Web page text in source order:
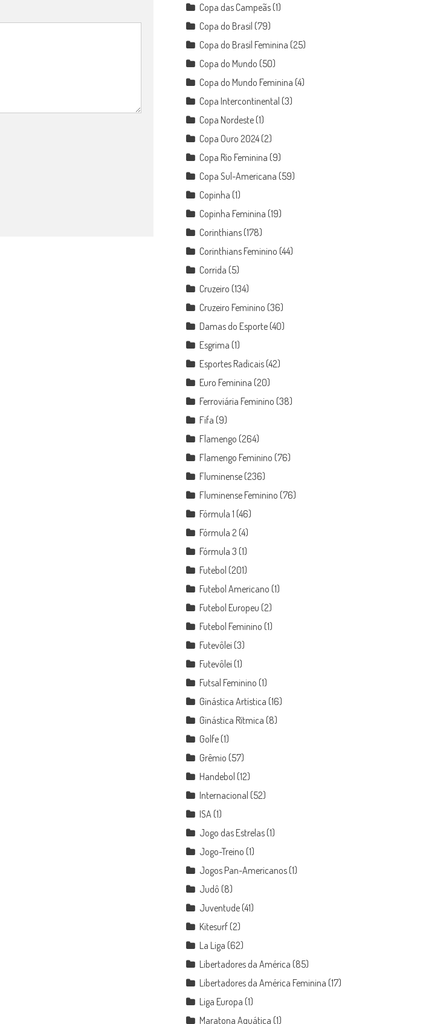
Copa das Campeãs (1)
Copa do Brasil (79)
Copa do Brasil Feminina (25)
Copa do Mundo (50)
Copa do Mundo Feminina (4)
Copa Intercontinental (3)
Copa Nordeste (1)
Copa Ouro 2024(2)
Copa Rio Feminina (9)
Copa Sul-Americana (59)
Copinha (1)
Copinha Feminina (19)
Corinthians (178)
Corinthians Feminino (44)
Corrida (5)
Cruzeiro (134)
Cruzeiro Feminino (36)
Damas do Esporte (40)
Esgrima (1)
Esportes Radicais (42)
Euro Feminina (20)
Ferroviária Feminino (38)
Fifa (9)
Flamengo (264)
Flamengo Feminino (76)
Fluminense (236)
Fluminense Feminino (76)
Fórmula 1 (46)
Fórmula 2 (4)
Fórmula 3 (1)
Futebol (201)
Futebol Americano (1)
Futebol Europeu (2)
Futebol Feminino (1)
Futevôlei (3)
Futevôlei (1)
Futsal Feminino (1)
Ginástica Artística (16)
Ginástica Rítmica (8)
Golfe (1)
Grêmio (57)
Handebol (12)
Internacional (52)
ISA (1)
Jogo das Estrelas (1)
Jogo-Treino (1)
Jogos Pan-Americanos (1)
Judô (8)
Juventude (41)
Kitesurf (2)
La Liga (62)
Libertadores da América (85)
Libertadores da América Feminina (17)
Liga Europa (1)
Maratona Aquática (1)